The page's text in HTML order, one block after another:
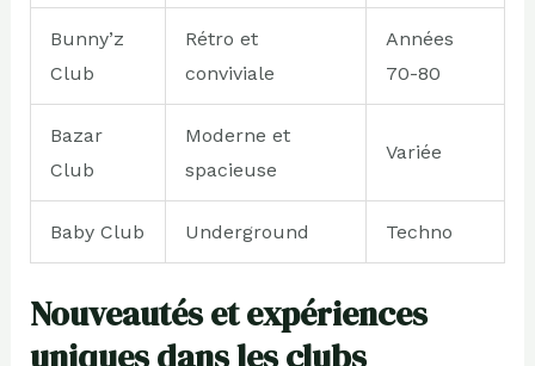
Bunny’z
Club
Rétro et
conviviale
Années
70-80
Bazar
Club
Moderne et
spacieuse
Variée
Baby Club Underground Techno
Nouveautés et expériences
uniques dans les clubs